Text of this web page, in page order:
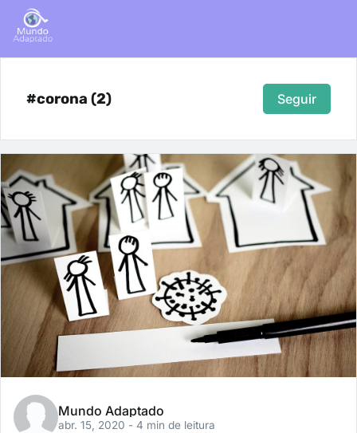
#corona (2) Seguir
Mundo Adaptado
abr. 15, 2020 - 4 min de leitura